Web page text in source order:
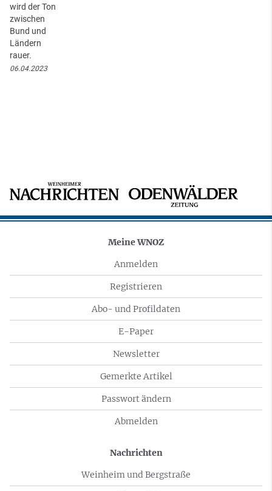
wird der Ton
zwischen
Bund und
Ländern
rauer.
06.04.2023
Meine WNOZ
Anmelden
Registrieren
Abo- und Profildaten
E-Paper
Newsletter
Gemerkte Artikel
Passwort ändern
Abmelden
Nachrichten
Weinheim und Bergstraße